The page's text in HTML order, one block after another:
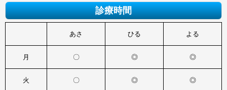
診療時間
あさ ひる よる
月 〇 ◎ ◎
火 〇 ◎ ◎